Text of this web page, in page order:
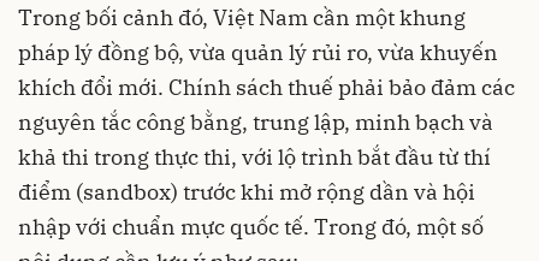
Trong bối cảnh đó, Việt Nam cần một khung
pháp lý đồng bộ, vừa quản lý rủi ro, vừa khuyến
khích đổi mới. Chính sách thuế phải bảo đảm các
nguyên tắc công bằng, trung lập, minh bạch và
khả thi trong thực thi, với lộ trình bắt đầu từ thí
điểm (sandbox) trước khi mở rộng dần và hội
nhập với chuẩn mực quốc tế. Trong đó, một số